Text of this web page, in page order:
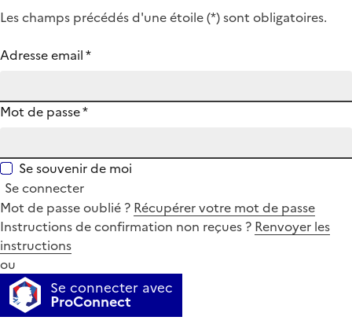
Les champs précédés d'une étoile (*) sont obligatoires.
Adresse email*
Mot de passe*
Se souvenir de moi
Se connecter
Mot de passe oublié ? Récupérer votre mot de passe
Instructions de confirmation non reçues ? Renvoyer les
instructions
ou
Se connecter avec
ProConnect